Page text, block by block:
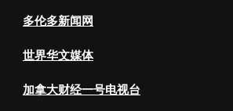
多伦多新闻网
世界华文媒体
加拿大财经一号电视台